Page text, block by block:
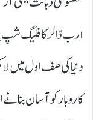
ارب ڈالر کا فلیگ شپ
دنیا کی صف اول میں
کاروبار کو آسان